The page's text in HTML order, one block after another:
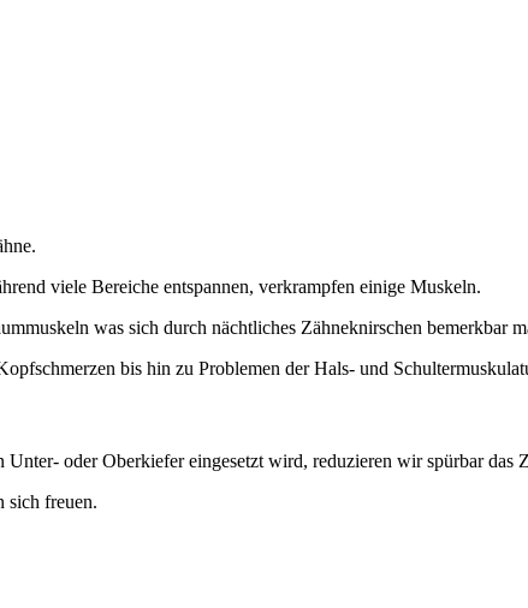
viele Bereiche entspannen, verkrampfen einige Muskeln.
was sich durch nächtliches Zähneknirschen bemerkbar
bis hin zu Problemen der Hals- und
oder Oberkiefer eingesetzt wird, reduzieren wir spürbar das
sich freuen.